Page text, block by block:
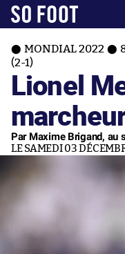
MONDIAL 2022
(2-1)
Lionel
Par Maxime Brigand, au
LE SAMEDI 03